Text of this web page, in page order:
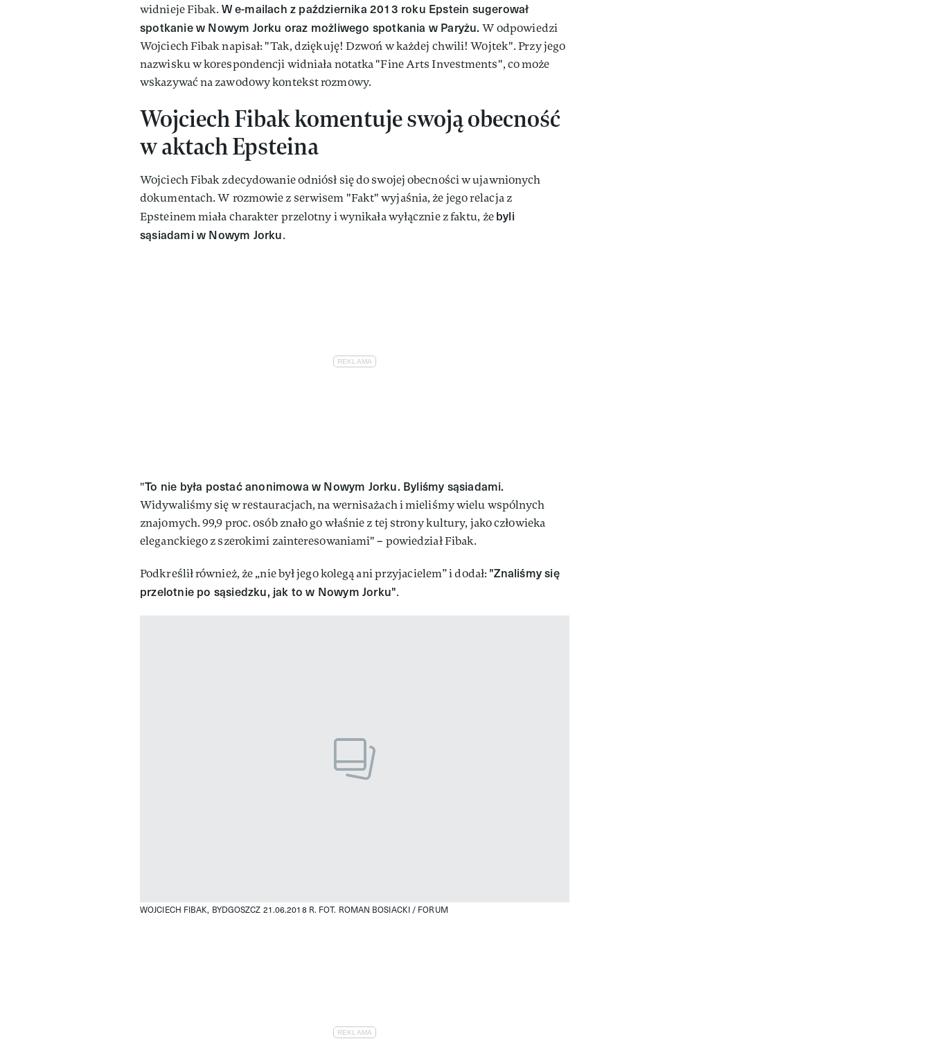
widnieje Fibak. W e-mailach z października 2013 roku Epstein sugerował
spotkanie w Nowym Jorku oraz możliwego spotkania w Paryżu. W odpowiedzi
Wojciech Fibak napisał: "Tak, dziękuję! Dzwoń w każdej chwili! Wojtek". Przy jego
nazwisku w korespondencji widniała notatka "Fine Arts Investments", co może
wskazywać na zawodowy kontekst rozmowy.
Wojciech Fibak komentuje swoją obecność
w aktach Epsteina
Wojciech Fibak zdecydowanie odniósł się do swojej obecności w ujawnionych
dokumentach. W rozmowie z serwisem "Fakt" wyjaśnia, że jego relacja z
Epsteinem miała charakter przelotny i wynikała wyłącznie z faktu, żebyli
sąsiadami w Nowym Jorku.
"To nie była postać anonimowa w Nowym Jorku. Byliśmy sąsiadami.
Widywaliśmy się w restauracjach, na wernisażach i mieliśmy wielu wspólnych
znajomych. 99,9 proc. osób znało go właśnie z tej strony kultury, jako człowieka
eleganckiego z szerokimi zainteresowaniami" – powiedział Fibak.
Podkreślił również, że „nie był jego kolegą ani przyjacielem” i dodał: "Znaliśmy się
przelotnie po sąsiedzku, jak to w Nowym Jorku".
WOJCIECH FIBAK, BYDGOSZCZ 21.06.2018 R. FOT. ROMAN BOSIACKI / FORUM